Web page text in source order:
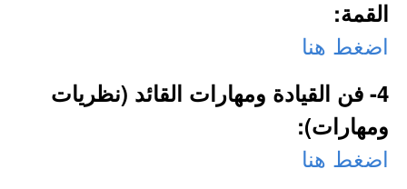
القمة:
اضغط هنا
4- فن القيادة ومهارات القائد (نظريات
ومهارات):
اضغط هنا